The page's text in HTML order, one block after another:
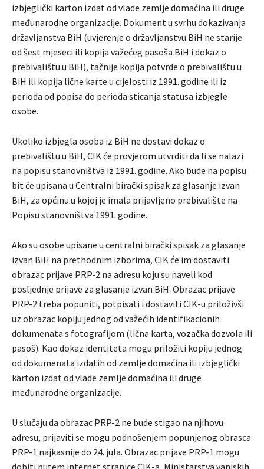
izbjeglički karton izdat od vlade zemlje domaćina ili druge
međunarodne organizacije. Dokument u svrhu dokazivanja
državljanstva BiH (uvjerenje o državljanstvu BiH ne starije
od šest mjeseci ili kopija važećeg pasoša BiH i dokaz o
prebivalištu u BiH), tačnije kopija potvrde o prebivalištu u
BiH ili kopija lične karte u cijelosti iz 1991. godine ili iz
perioda od popisa do perioda sticanja statusa izbjegle
osobe.
Ukoliko izbjegla osoba iz BiH ne dostavi dokaz o
prebivalištu u BiH, CIK će provjerom utvrditi da li se nalazi
na popisu stanovništva iz 1991. godine. Ako bude na popisu
bit će upisana u Centralni birački spisak za glasanje izvan
BiH, za općinu u kojoj je imala prijavljeno prebivalište na
Popisu stanovništva 1991. godine.
Ako su osobe upisane u centralni birački spisak za glasanje
izvan BiH na prethodnim izborima, CIK će im dostaviti
obrazac prijave PRP-2 na adresu koju su naveli kod
posljednje prijave za glasanje izvan BiH. Obrazac prijave
PRP-2 treba popuniti, potpisati i dostaviti CIK-u priloživši
uz obrazac kopiju jednog od važećih identifikacionih
dokumenata s fotografijom (lična karta, vozačka dozvola ili
pasoš). Kao dokaz identiteta mogu priložiti kopiju jednog
od dokumenata izdatih od zemlje domaćina ili izbjeglički
karton izdat od vlade zemlje domaćina ili druge
međunarodne organizacije.
U slučaju da obrazac PRP-2 ne bude stigao na njihovu
adresu, prijaviti se mogu podnošenjem popunjenog obrasca
PRP-1 najkasnije do 24. jula. Obrazac prijave PRP-1 mogu